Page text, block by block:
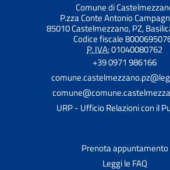
Comune di
P.zza Conte Antonio
85010 Castelmezzano, PZ,
Codice fiscale
P. IVA:01040080762
+39 0971 986166
URP - Ufficio Relazioni con il
Prenota appuntamento
Leggi le FAQ